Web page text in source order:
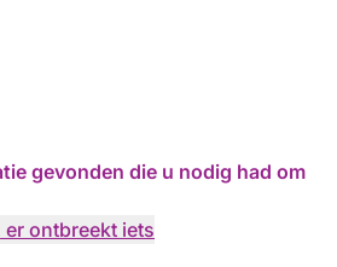
gevonden die u nodig had om
er ontbreekt iets